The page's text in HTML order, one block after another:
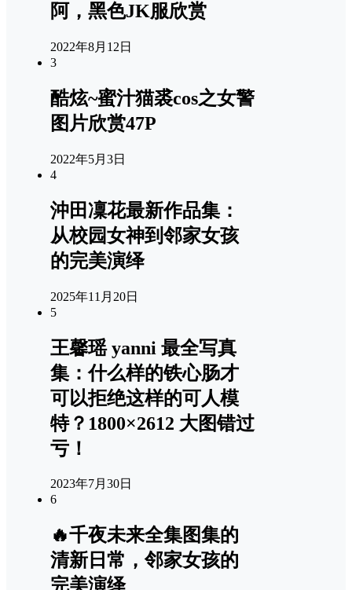
阿，黑色JK服欣赏
2022年8月12日
3
酷炫~蜜汁猫裘cos之女警
图片欣赏47P
2022年5月3日
4
沖田凜花最新作品集：
从校园女神到邻家女孩
的完美演绎
2025年11月20日
5
王馨瑶 yanni 最全写真
集：什么样的铁心肠才
可以拒绝这样的可人模
特？1800×2612 大图错过
亏！
2023年7月30日
6
🔥千夜未来全集图集的
清新日常，邻家女孩的
完美演绎